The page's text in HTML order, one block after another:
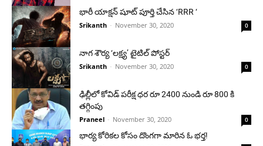
భారీ యాక్షన్ షూట్ పూర్తి చేసిన ‘RRR ‘
Srikanth - November 30, 2020 0
నాగ శౌర్య ‘లక్ష్య’ టైటిల్ పోస్టర్
Srikanth - November 30, 2020 0
ఢిల్లీలో కోవిడ్ పరీక్ష ధర రూ 2400 నుండి రూ 800 కి
తగ్గింపు
Praneel - November 30, 2020 0
భార్య కోరికల కోసం దొంగగా మారిన ఓ భర్త!